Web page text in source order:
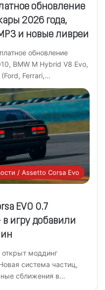
обновление
2026 года,
и новые ливреи
обновление
BMW M Hybrid V8 Evo,
Ferrari,…
/ Assetto Corsa Evo
EVO 0.7
игру добавили
открыт моддинг
система частиц,
сближения в…